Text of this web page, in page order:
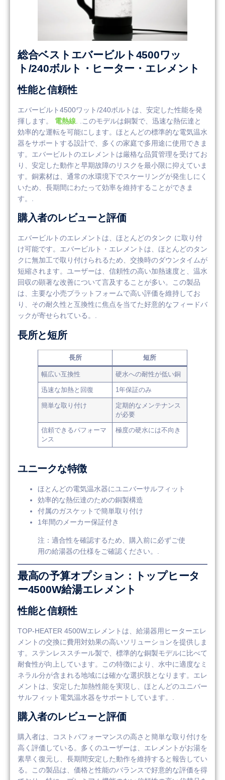
総合ベストエバービルト4500ワッ
ト/240ボルト・ヒーター・エレメント
性能と信頼性
エバービルト4500ワット/240ボルトは、安定した性能を発
揮します。 電熱線 . .このモデルは銅製で、迅速な熱伝達と
効率的な運転を可能にします。ほとんどの標準的な電気温水
器をサポートする設計で、多くの家庭で多用途に使用できま
す。エバービルトのエレメントは厳格な品質管理を受けてお
り、安定した動作と早期故障のリスクを最小限に抑えていま
す。銅素材は、通常の水環境下でスケーリングが発生しにく
いため、長期間にわたって効率を維持することができま
す。.
購入者のレビューと評価
エバービルトのエレメントは、ほとんどのタンク に取り付
け可能です。エバービルト・エレメントは、ほとんどのタン
クに無加工で取り付けられるため、交換時のダウンタイムが
短縮されます。ユーザーは、信頼性の高い加熱速度と、温水
回収の顕著な改善について言及することが多い。この製品
は、主要な小売プラットフォームで高い評価を維持してお
り、その耐久性と互換性に焦点を当てた好意的なフィードバ
ックが寄せられている。.
長所と短所
長所 短所
幅広い互換性 硬水への耐性が低い銅
迅速な加熱と回復 1年保証のみ
簡単な取り付け
定期的なメンテナンス
が必要
信頼できるパフォーマ
ンス
極度の硬水には不向き
ユニークな特徴
ほとんどの電気温水器にユニバーサルフィット
効率的な熱伝達のための銅製構造
付属のガスケットで簡単取り付け
1年間のメーカー保証付き
注：適合性を確認するため、購入前に必ずご使
用の給湯器の仕様をご確認ください。.
最高の予算オプション：トップヒータ
ー4500W給湯エレメント
性能と信頼性
TOP-HEATER 4500Wエレメントは、給湯器用ヒーターエレ
メントの交換に費用対効果の高いソリューションを提供しま
す。ステンレススチール製で、標準的な銅製モデルに比べて
耐食性が向上しています。この特徴により、水中に適度なミ
ネラル分が含まれる地域には確かな選択肢となります。エレ
メントは、安定した加熱性能を実現し、ほとんどのユニバー
サルフィット電気温水器をサポートしています。.
購入者のレビューと評価
購入者は、コストパフォーマンスの高さと簡単な取り付けを
高く評価している。多くのユーザーは、エレメントがお湯を
素早く復元し、長期間安定した動作を維持すると報告してい
る。この製品は、価格と性能のバランスで好意的な評価を得